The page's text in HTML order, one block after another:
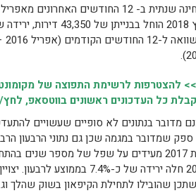
>> להצטרפות לרשימת התפוצה של
כל העדכונים ראשונים בווטסאפ,
מדובר בנתונים לא סופיים שעשויים
ספק שמדובר במגמה שכן גם נתוני הרבעון
שנת 2017 מעידים על שפל של מספר שנים
שהובילו לתחילת הקיפאון בשוק שהלך